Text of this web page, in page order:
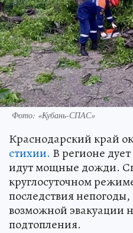
Фото: «Кубань-СПАС»
Краснодарский край
стихии. В регионе
идут мощные дожди.
круглосуточном
последствия непогоды,
возможной эвакуации
подтопления.